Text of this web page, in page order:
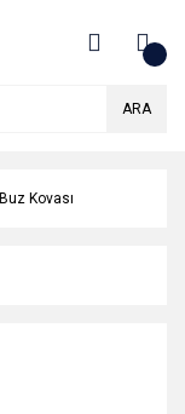
ARA
Buz Kovası